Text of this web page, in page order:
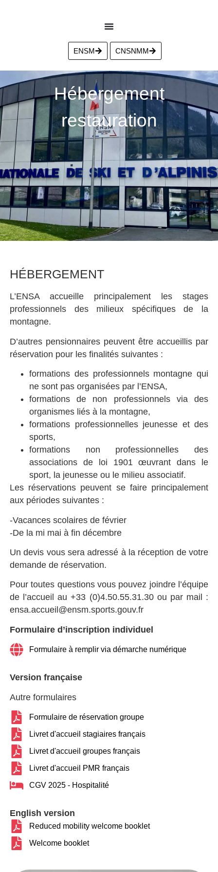
ENSM CNSNMM
Hébergement
restauration
HÉBERGEMENT
L’ENSA accueille principalement les stages
professionnels des milieux spécifiques de la
montagne.
D’autres pensionnaires peuvent être accueillis par
réservation pour les finalités suivantes :
formations des professionnels montagne qui
ne sont pas organisées par l’ENSA,
formations de non professionnels via des
organismes liés à la montagne,
formations professionnelles jeunesse et des
sports,
formations non professionnelles des
associations de loi 1901 œuvrant dans le
sport, la jeunesse ou le milieu associatif.
Les réservations peuvent se faire principalement
aux périodes suivantes :
-Vacances scolaires de février
-De la mi mai à fin décembre
Un devis vous sera adressé à la réception de votre
demande de réservation.
Pour toutes questions vous pouvez joindre l’équipe
de l’accueil au +33 (0)4.50.55.31.30 ou par mail :
ensa.accueil@ensm.sports.gouv.fr
Formulaire d’inscription individuel
Formulaire à remplir via démarche numérique
Version française
Autre formulaires
Formulaire de réservation groupe
Livret d'accueil stagiaires français
Livret d'accueil groupes français
Livret d'accueil PMR français
CGV 2025 - Hospitalité
English version
Reduced mobility welcome booklet
Welcome booklet